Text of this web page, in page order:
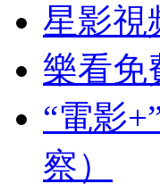
星影視
樂看免
“電影
察）